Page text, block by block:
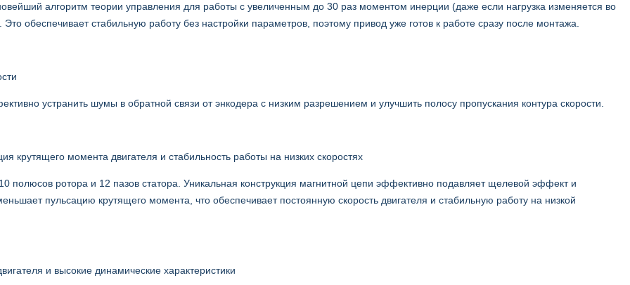
алгоритм теории управления для работы с увеличенным до 30 раз моментом инерции (даже если нагрузка изменяется во
обеспечивает стабильную работу без настройки параметров, поэтому привод уже готов к работе сразу после монтажа.
устранить шумы в обратной связи от энкодера с низким разрешением и улучшить полосу пропускания контура скорости.
крутящего момента двигателя и стабильность работы на низких скоростях
полюсов ротора и 12 пазов статора. Уникальная конструкция магнитной цепи эффективно подавляет щелевой эффект и
пульсацию крутящего момента, что обеспечивает постоянную скорость двигателя и стабильную работу на низкой
и высокие динамические характеристики